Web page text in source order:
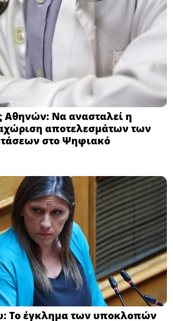
Αθηνών: Να ανασταλεί η
αποτελεσμάτων των
στο Ψηφιακό
Το έγκλημα των υποκλοπών